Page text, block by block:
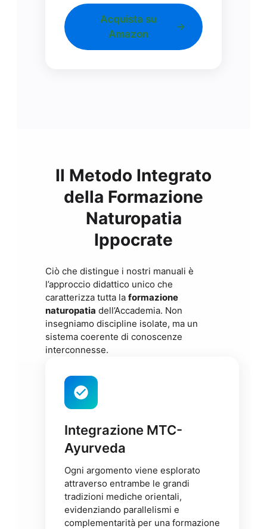
Acquista su
Amazon
Il Metodo Integrato
della Formazione
Naturopatia
Ippocrate
Ciò che distingue i nostri manuali è
l’approccio didattico unico che
caratterizza tutta la formazione
naturopatia dell’Accademia. Non
insegniamo discipline isolate, ma un
sistema coerente di conoscenze
interconnesse.
Integrazione MTC-
Ayurveda
Ogni argomento viene esplorato
attraverso entrambe le grandi
tradizioni mediche orientali,
evidenziando parallelismi e
complementarità per una formazione